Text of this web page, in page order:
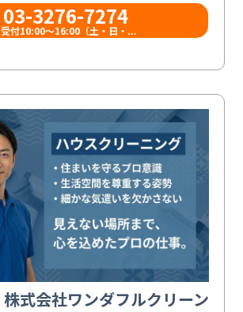
03-3276-7274
受付10:00〜16:00（土・日・...
株式会社ワンダフルクリーン